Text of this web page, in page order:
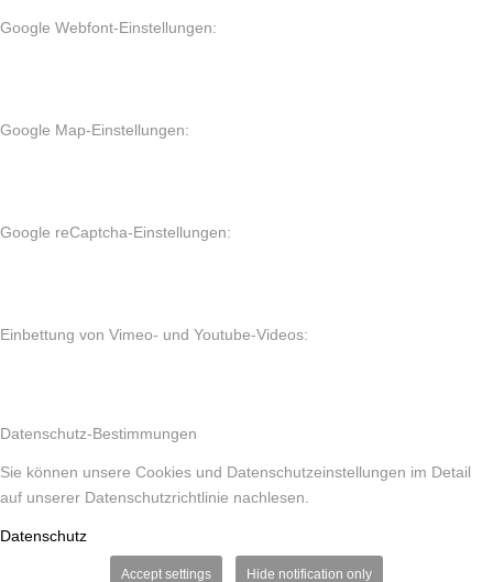
Google Webfont-Einstellungen:
Google Map-Einstellungen:
Google reCaptcha-Einstellungen:
Einbettung von Vimeo- und Youtube-Videos:
Datenschutz-Bestimmungen
Sie können unsere Cookies und Datenschutzeinstellungen im Detail
auf unserer Datenschutzrichtlinie nachlesen.
Datenschutz
Accept settings Hide notification only